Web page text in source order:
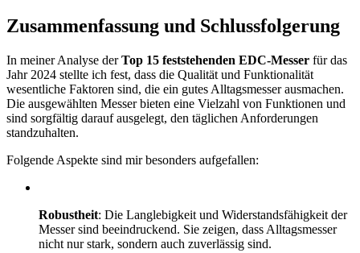
Zusammenfassung und Schlussfolgerung
In meiner Analyse derTop 15 feststehenden EDC-Messer für das
Jahr 2024 stellte ich fest, dass die Qualität und Funktionalität
wesentliche Faktoren sind, die ein gutes Alltagsmesser ausmachen.
Die ausgewählten Messer bieten eine Vielzahl von Funktionen und
sind sorgfältig darauf ausgelegt, den täglichen Anforderungen
standzuhalten.
Folgende Aspekte sind mir besonders aufgefallen:
Robustheit: Die Langlebigkeit und Widerstandsfähigkeit der
Messer sind beeindruckend. Sie zeigen, dass Alltagsmesser
nicht nur stark, sondern auch zuverlässig sind.